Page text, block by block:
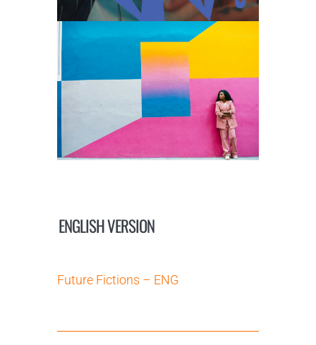
ENGLISH VERSION
Future Fictions – ENG